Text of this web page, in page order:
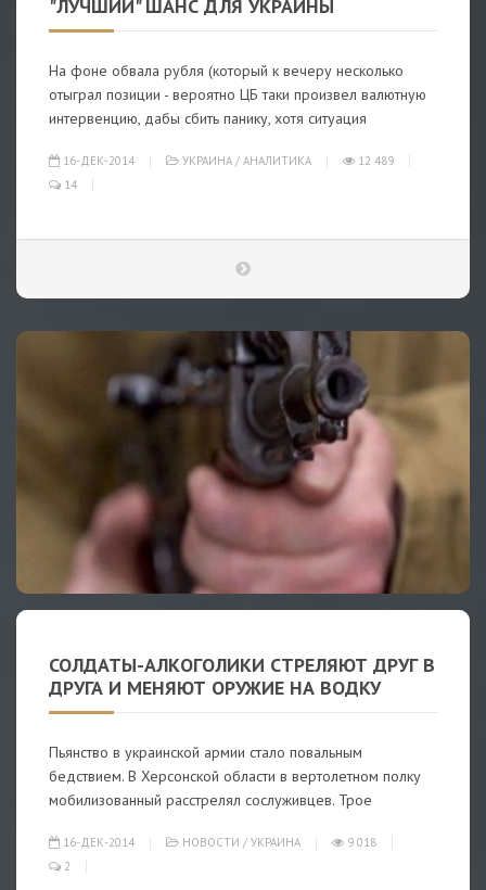
"ЛУЧШИЙ" ШАНС ДЛЯ УКРАИНЫ
На фоне обвала рубля (который к вечеру несколько
отыграл позиции - вероятно ЦБ таки произвел валютную
интервенцию, дабы сбить панику, хотя ситуация
16-ДЕК-2014 УКРАИНА / АНАЛИТИКА
12 489
14
СОЛДАТЫ-АЛКОГОЛИКИ СТРЕЛЯЮТ ДРУГ В
ДРУГА И МЕНЯЮТ ОРУЖИЕ НА ВОДКУ
Пьянство в украинской армии стало повальным
бедствием. В Херсонской области в вертолетном полку
мобилизованный расстрелял сослуживцев. Трое
16-ДЕК-2014 НОВОСТИ / УКРАИНА
9 018
2